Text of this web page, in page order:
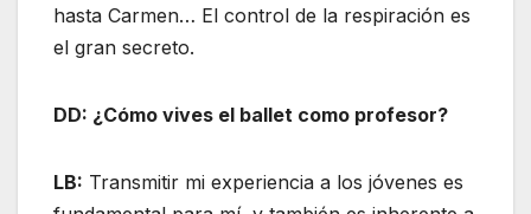
hasta Carmen… El control de la respiración es
el gran secreto.
DD: ¿Cómo vives el ballet como profesor?
LB: Transmitir mi experiencia a los jóvenes es